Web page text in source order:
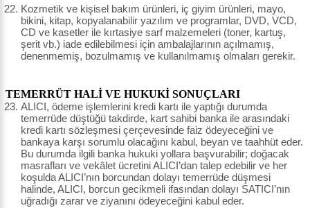
Kozmetik ve kişisel bakım ürünleri, iç giyim ürünleri, mayo,
bikini, kitap, kopyalanabilir yazılım ve programlar, DVD, VCD,
CD ve kasetler ile kırtasiye sarf malzemeleri (toner, kartuş,
şerit vb.) iade edilebilmesi için ambalajlarının açılmamış,
denenmemiş, bozulmamış ve kullanılmamış olmaları gerekir.
TEMERRÜT HALİ VE HUKUKİ SONUÇLARI
ALICI, ödeme işlemlerini kredi kartı ile yaptığı durumda
temerrüde düştüğü takdirde, kart sahibi banka ile arasındaki
kredi kartı sözleşmesi çerçevesinde faiz ödeyeceğini ve
bankaya karşı sorumlu olacağını kabul, beyan ve taahhüt eder.
Bu durumda ilgili banka hukuki yollara başvurabilir; doğacak
masrafları ve vekâlet ücretini ALICI’dan talep edebilir ve her
koşulda ALICI’nın borcundan dolayı temerrüde düşmesi
halinde, ALICI, borcun gecikmeli ifasından dolayı SATICI’nın
uğradığı zarar ve ziyanını ödeyeceğini kabul eder.